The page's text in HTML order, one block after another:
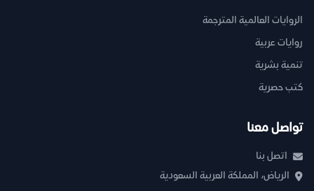
الروايات العالمية المترجمة
روايات عربية
تنمية بشرية
كتب حصرية
تواصل معنا
اتصل بنا
الرياض، المملكة العربية السعودية